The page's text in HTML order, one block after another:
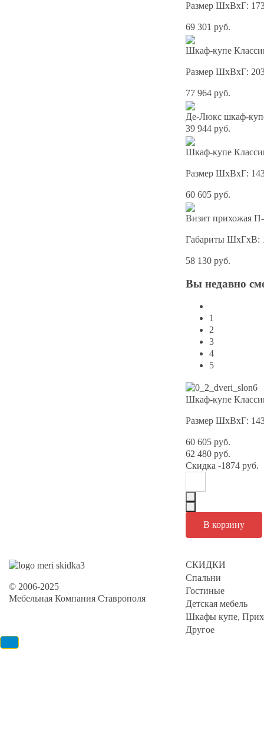
Размер ШхВхГ:
69 301 руб.
Шкаф-купе
Размер ШхВхГ:
77 964 руб.
Де-Люкс шкаф-
39 944 руб.
Шкаф-купе
Размер ШхВхГ:
60 605 руб.
Визит прихожая
Габариты ШхГхВ:
58 130 руб.
Вы недавно
1
2
3
4
5
Шкаф-купе
Размер ШхВхГ:
60 605 руб.
62 480 руб.
Скидка -1874 руб.
© 2006-2025
Мебельная Компания Ставрополя
СКИДКИ
Спальни
Гостиные
Детская мебель
Шкафы купе,
Другое